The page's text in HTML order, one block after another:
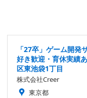
「27卒」ゲーム開発
好き歓迎・育休実績
区東池袋1丁目
株式会社Creer
東京都